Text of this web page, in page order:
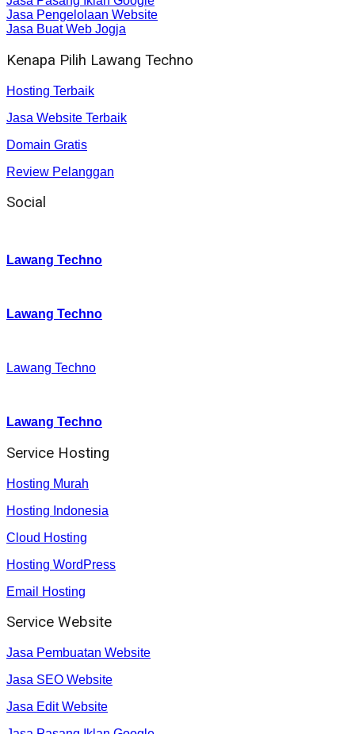
Jasa Pengelolaan Website
Jasa Buat Web Jogja
Kenapa Pilih Lawang Techno
Hosting Terbaik
Jasa Website Terbaik
Domain Gratis
Review Pelanggan
Social
Lawang Techno
Lawang Techno
Lawang Techno
Lawang Techno
Service Hosting
Hosting Murah
Hosting Indonesia
Cloud Hosting
Hosting WordPress
Email Hosting
Service Website
Jasa Pembuatan Website
Jasa SEO Website
Jasa Edit Website